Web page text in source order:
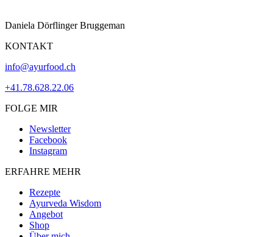
Daniela Dörflinger Bruggeman
KONTAKT
info@ayurfood.ch
+41.78.628.22.06
FOLGE MIR
Newsletter
Facebook
Instagram
ERFAHRE MEHR
Rezepte
Ayurveda Wisdom
Angebot
Shop